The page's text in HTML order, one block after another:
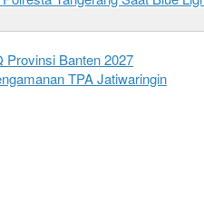
Provinsi Banten 2027
TPA Jatiwaringin